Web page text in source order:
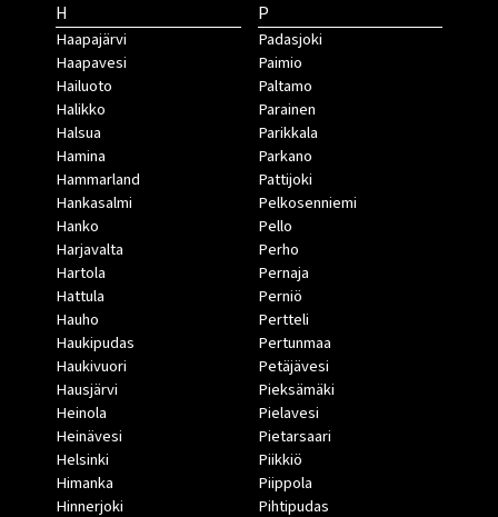
H
Haapajärvi
Haapavesi
Hailuoto
Halikko
Halsua
Hamina
Hammarland
Hankasalmi
Hanko
Harjavalta
Hartola
Hattula
Hauho
Haukipudas
Haukivuori
Hausjärvi
Heinola
Heinävesi
Helsinki
Himanka
Hinnerjoki
P
Padasjoki
Paimio
Paltamo
Parainen
Parikkala
Parkano
Pattijoki
Pelkosenniemi
Pello
Perho
Pernaja
Perniö
Pertteli
Pertunmaa
Petäjävesi
Pieksämäki
Pielavesi
Pietarsaari
Piikkiö
Piippola
Pihtipudas